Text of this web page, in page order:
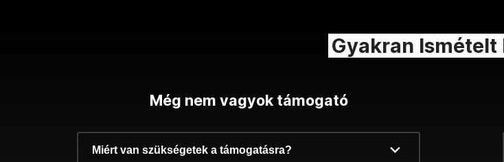
Gyakran Ismételt
Még nem vagyok támogató
Miért van szükségetek a támogatásra?